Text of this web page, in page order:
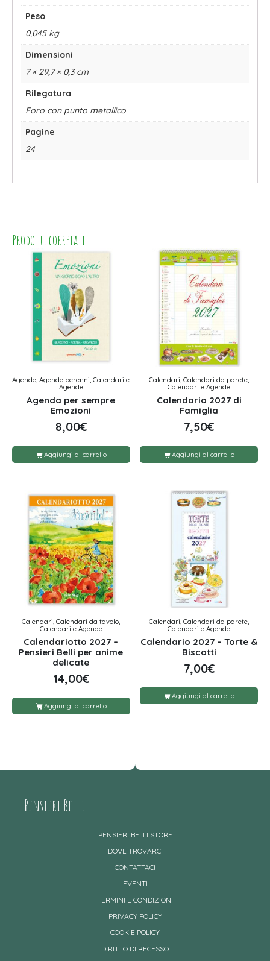
Peso
0,045 kg
Dimensioni
7 × 29,7 × 0,3 cm
Rilegatura
Foro con punto metallico
Pagine
24
Prodotti correlati
Agende, Agende perenni, Calendari e
Agende
Agenda per sempre
Emozioni
8,00€
Aggiungi al carrello
Calendari, Calendari da parete,
Calendari e Agende
Calendario 2027 di
Famiglia
7,50€
Aggiungi al carrello
Calendari, Calendari da tavolo,
Calendari e Agende
Calendariotto 2027 –
Pensieri Belli per anime
delicate
14,00€
Aggiungi al carrello
Calendari, Calendari da parete,
Calendari e Agende
Calendario 2027 – Torte &
Biscotti
7,00€
Aggiungi al carrello
Pensieri Belli
PENSIERI BELLI STORE
DOVE TROVARCI
CONTATTACI
EVENTI
TERMINI E CONDIZIONI
PRIVACY POLICY
COOKIE POLICY
DIRITTO DI RECESSO